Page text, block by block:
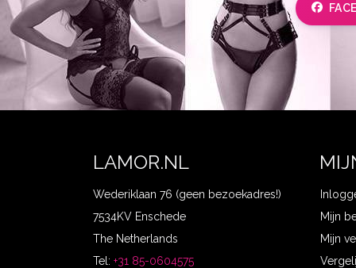
LAMOR.NL
Wederiklaan 76 (geen bezoekadres!)
7534KV Enschede
The Netherlands
Tel: +31 85-0604575
Mijn
Mijn